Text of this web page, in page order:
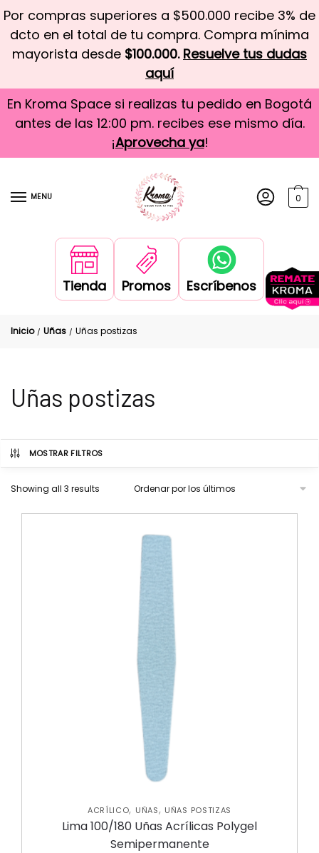
Por compras superiores a $500.000 recibe 3% de
dcto en el total de tu compra. Compra mínima
mayorista desde $100.000. Resuelve tus dudas
aquí
En Kroma Space si realizas tu pedido en Bogotá
antes de las 12:00 pm. recibes ese mismo día.
¡Aprovecha ya!
MENU 0
Tienda Promos Escríbenos
Inicio / Uñas / Uñas postizas
Uñas postizas
MOSTRAR FILTROS
Showing all 3 results
ACRÍLICO, UÑAS, UÑAS POSTIZAS
Lima 100/180 Uñas Acrílicas Polygel
Semipermanente